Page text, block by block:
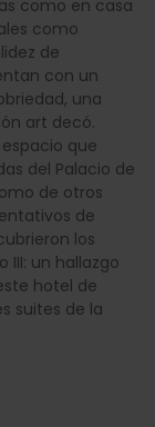
como en casa
como
de
con un
una
art decó.
que
del Palacio de
de otros
de
los
un hallazgo
hotel de
suites de la